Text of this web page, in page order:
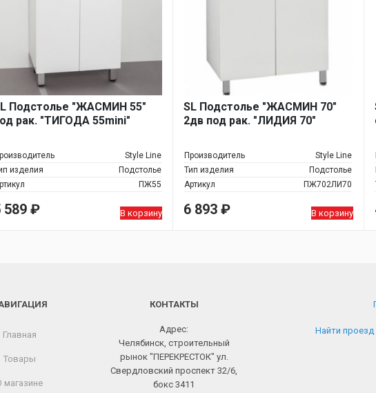
Подстолье "ЖАСМИН 55"
рак. "ТИГОДА 55mini"
Style Line
изделия
Подстолье
ПЖ55
589 ₽ В корзину
SL Подстолье "ЖАСМИН 70"
2дв под рак. "ЛИДИЯ 70"
Производитель
Style Line
Тип изделия
Подстолье
Артикул
ПЖ702ЛИ70
6 893 ₽ В корзину
Главная
Товары
магазине
КОНТАКТЫ
Адрес:
Челябинск, строительный
рынок "ПЕРЕКРЕСТОК" ул.
Свердловский проспект 32/6,
бокс 3411
Найти проезд